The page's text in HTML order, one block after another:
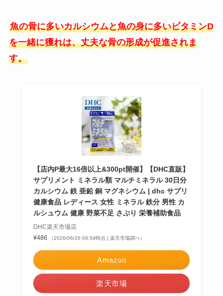
魚の骨に多いカルシウムと魚の身に多いビタミンD
を一緒に獲れは、丈夫な骨の形成が促進されま
す。
【店内P最大16倍以上&300pt開催】【DHC直販】
サプリメント ミネラル類 マルチミネラル 30日分
カルシウム 鉄 亜鉛 銅 マグネシウム | dhc サプリ
健康食品 レディース 女性 ミネラル 鉄分 男性 カ
ルシュウム 健康 野菜不足 さぷり 栄養補助食品
DHC楽天市場店
¥486
（2026/06/26 09:59時点 | 楽天市場調べ）
Amazon
楽天市場